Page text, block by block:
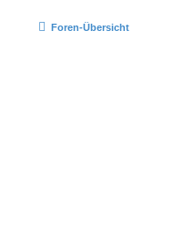
Foren-Übersicht